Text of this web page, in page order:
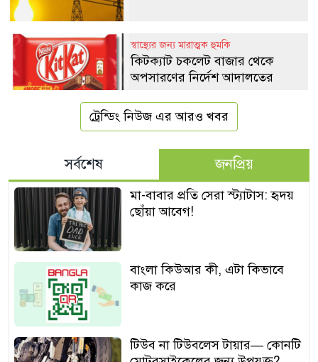
স্বাস্থ্যের জন্য মারাত্মক হুমকি
কিটক্যাট চকলেট বাজার থেকে
অপসারণের নির্দেশ আদালতের
ট্রেন্ডিং নিউজ এর আরও খবর
সর্বশেষ জনপ্রিয়
মা-বাবার প্রতি সেরা স্ট্যাটাস: হৃদয়
ছোঁয়া আবেগ!
বাংলা কিউআর কী, এটা কিভাবে
কাজ করে
টিউব না টিউবলেস টায়ার— কোনটি